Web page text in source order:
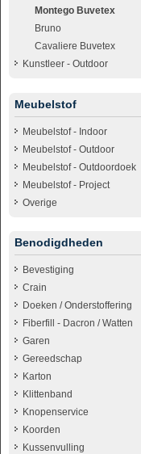
Montego Buvetex
Bruno
Cavaliere Buvetex
Kunstleer - Outdoor
Meubelstof
Meubelstof - Indoor
Meubelstof - Outdoor
Meubelstof - Outdoordoek
Meubelstof - Project
Overige
Benodigdheden
Bevestiging
Crain
Doeken / Onderstoffering
Fiberfill - Dacron / Watten
Garen
Gereedschap
Karton
Klittenband
Knopenservice
Koorden
Kussenvulling